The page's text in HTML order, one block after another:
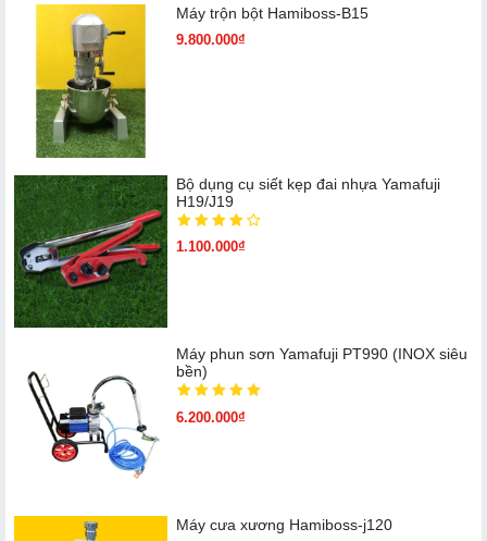
Máy trộn bột Hamiboss-B15
9.800.000₫
Bộ dụng cụ siết kẹp đai nhựa Yamafuji
H19/J19
1.100.000₫
Máy phun sơn Yamafuji PT990 (INOX siêu
bền)
6.200.000₫
Máy cưa xương Hamiboss-j120